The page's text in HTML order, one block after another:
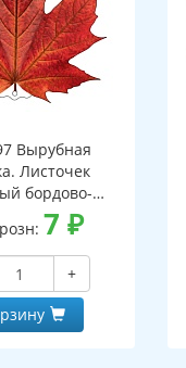
Вырубная
Листочек
бордово-
ВД-лак)
7 ₽
+